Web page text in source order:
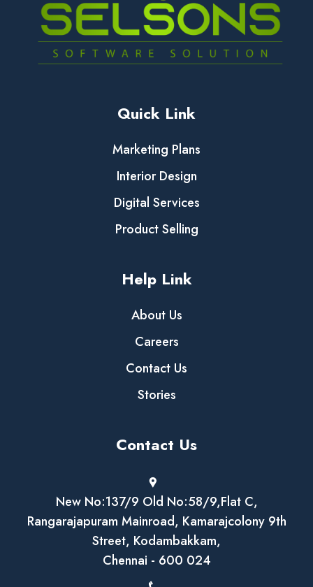
Quick Link
Marketing Plans
Interior Design
Digital Services
Product Selling
Help Link
About Us
Careers
Contact Us
Stories
Contact Us
New No:137/9 Old No:58/9,Flat C,
Rangarajapuram Mainroad, Kamarajcolony 9th
Street, Kodambakkam,
Chennai - 600 024